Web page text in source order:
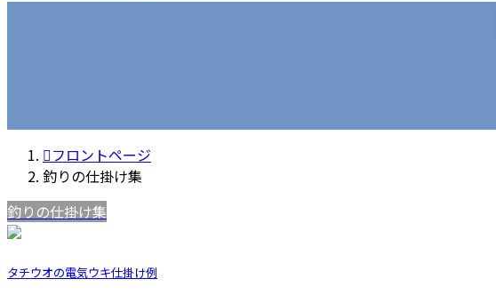
フロントページ
釣りの仕掛け集
釣りの仕掛け集
タチウオの電気ウキ仕掛け例